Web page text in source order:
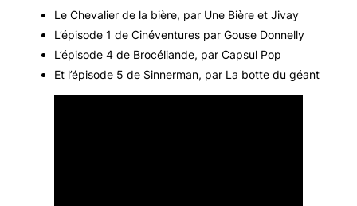
Le Chevalier de la bière, par Une Bière et Jivay
L’épisode 1 de Cinéventures par Gouse Donnelly
L’épisode 4 de Brocéliande, par Capsul Pop
Et l’épisode 5 de Sinnerman, par La botte du géant